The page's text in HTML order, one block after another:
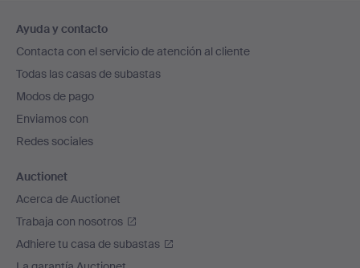
en
el
pie
de
página
Ayuda y contacto
Contacta con el servicio de atención al cliente
Todas las casas de subastas
Modos de pago
Enviamos con
Redes sociales
Auctionet
Acerca de Auctionet
Trabaja con nosotros
Adhiere tu casa de subastas